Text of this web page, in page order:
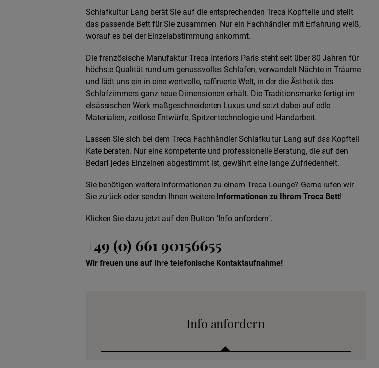
Schlafkultur Lang berät Sie auf die entsprechenden Treca Kopfteile und stellt
das passende Bett für Sie zusammen. Nur ein Fachhändler mit Erfahrung weiß,
worauf es bei der Einzelabstimmung ankommt.
Die französische Manufaktur Treca Interiors Paris steht seit über 80 Jahren für
höchste Qualität rund um genussvolles Schlafen, verwandelt Nächte in Träume
und lädt uns ein in eine wertvolle, raffinierte Welt, in der die Ästhetik des
Schlafzimmers ganz neue Dimensionen erhält. Die Traditionsmarke fertigt im
elsässischen Werk maßgeschneiderten Luxus und setzt dabei auf edle
Materialien, zeitlose Entwürfe, Spitzentechnologie und Handarbeit.
Lassen Sie sich bei dem Treca Fachhändler Schlafkultur Lang auf das Kopfteil
Kate beraten. Nur eine kompetente und professionelle Beratung, die auf den
Bedarf jedes Einzelnen abgestimmt ist, gewährt eine lange Zufriedenheit.
Sie benötigen weitere Informationen zu einem Treca Lounge? Gerne rufen wir
Sie zurück oder senden Ihnen weitere Informationen zu Ihrem Treca Bett!
Klicken Sie dazu jetzt auf den Button "Info anfordern".
+49 (0) 661 90156655
Wir freuen uns auf Ihre telefonische Kontaktaufnahme!
Info anfordern